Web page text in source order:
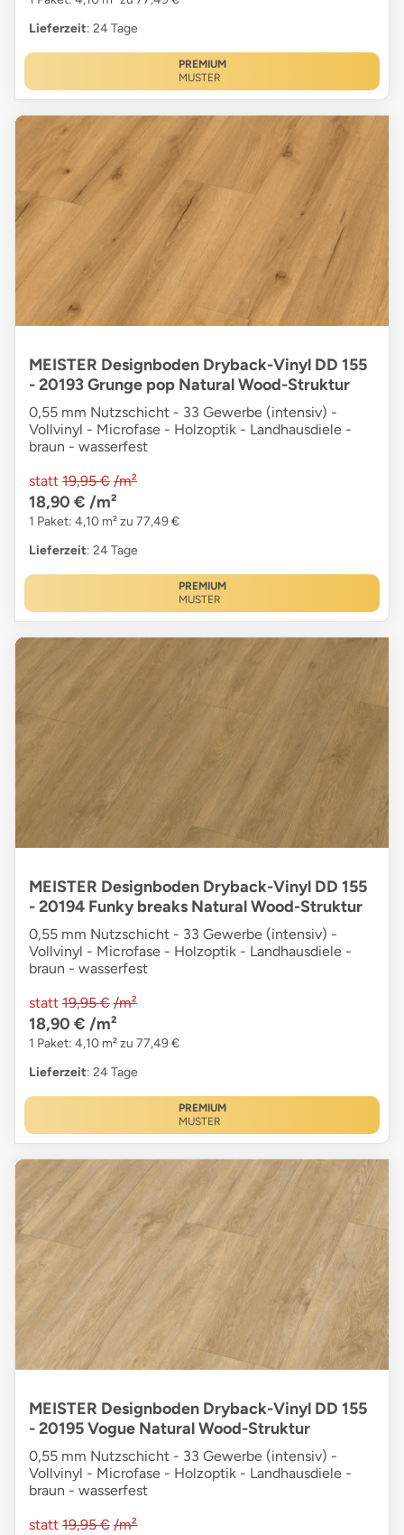
Lieferzeit: 24 Tage
PREMIUM
MUSTER
MEISTER Designboden Dryback-Vinyl DD 155
- 20193 Grunge pop Natural Wood-Struktur
0,55 mm Nutzschicht - 33 Gewerbe (intensiv) -
Vollvinyl - Microfase - Holzoptik - Landhausdiele -
braun - wasserfest
statt 19,95 € /m²
18,90 € /m²
1 Paket: 4,10 m² zu 77,49 €
Lieferzeit: 24 Tage
PREMIUM
MUSTER
MEISTER Designboden Dryback-Vinyl DD 155
- 20194 Funky breaks Natural Wood-Struktur
0,55 mm Nutzschicht - 33 Gewerbe (intensiv) -
Vollvinyl - Microfase - Holzoptik - Landhausdiele -
braun - wasserfest
statt 19,95 € /m²
18,90 € /m²
1 Paket: 4,10 m² zu 77,49 €
Lieferzeit: 24 Tage
PREMIUM
MUSTER
MEISTER Designboden Dryback-Vinyl DD 155
- 20195 Vogue Natural Wood-Struktur
0,55 mm Nutzschicht - 33 Gewerbe (intensiv) -
Vollvinyl - Microfase - Holzoptik - Landhausdiele -
braun - wasserfest
statt 19,95 € /m²